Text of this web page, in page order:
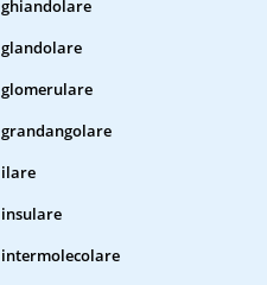
ghiandolare
glandolare
glomerulare
grandangolare
ilare
insulare
intermolecolare